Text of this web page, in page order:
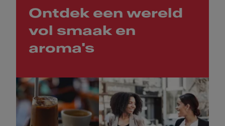
Ontdek een wereld
vol smaak en
aroma's